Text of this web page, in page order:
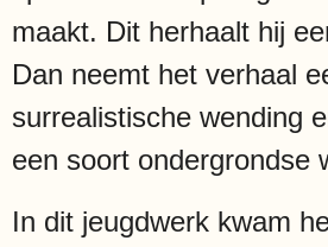
maakt. Dit herhaalt hij
Dan neemt het verhaal
surrealistische wending
een soort ondergrondse
In dit jeugdwerk kwam